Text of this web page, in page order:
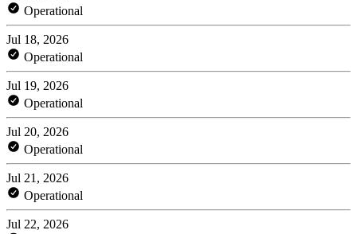
Operational
Jul 18, 2026
Operational
Jul 19, 2026
Operational
Jul 20, 2026
Operational
Jul 21, 2026
Operational
Jul 22, 2026